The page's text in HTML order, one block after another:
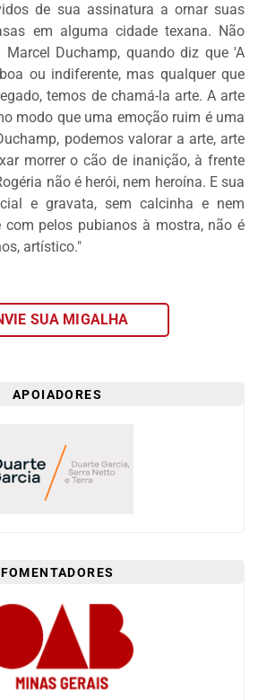
de sua assinatura a ornar suas
em alguma cidade texana. Não
Marcel Duchamp, quando diz que 'A
ou indiferente, mas qualquer que
temos de chamá-la arte. A arte
modo que uma emoção ruim é uma
podemos valorar a arte, arte
morrer o cão de inanição, à frente
não é herói, nem heroína. E sua
e gravata, sem calcinha e nem
com pelos pubianos à mostra, não é
artístico."
SUA MIGALHA
APOIADORES
FOMENTADORES